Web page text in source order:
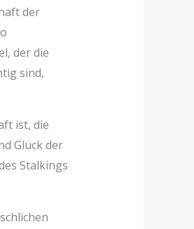
der
der die
sind,
ist, die
Glück der
Stalkings